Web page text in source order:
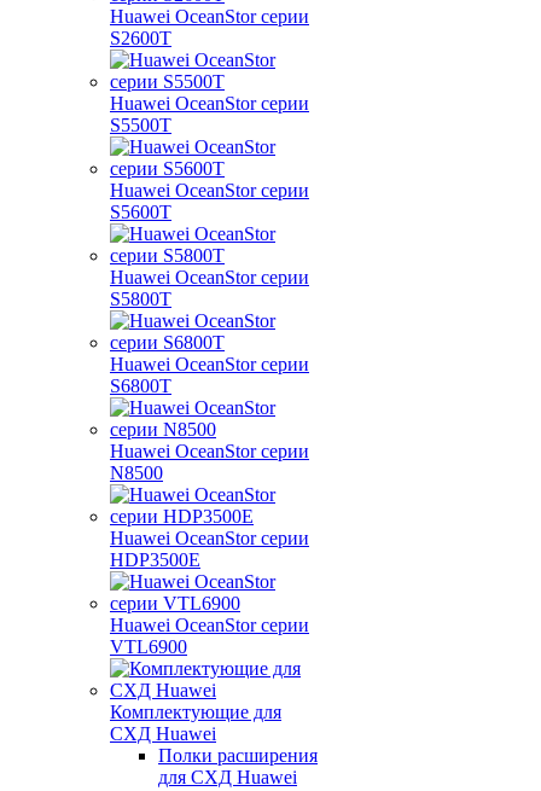
Huawei OceanStor серии
S2600T
Huawei OceanStor серии
S5500T
Huawei OceanStor серии
S5600T
Huawei OceanStor серии
S5800T
Huawei OceanStor серии
S6800T
Huawei OceanStor серии
N8500
Huawei OceanStor серии
HDP3500E
Huawei OceanStor серии
VTL6900
Комплектующие для
СХД Huawei
Полки расширения
для СХД Huawei